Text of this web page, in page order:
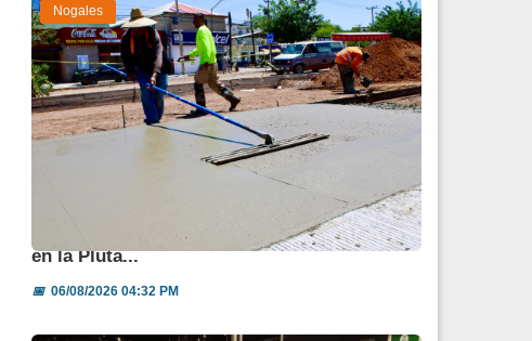
Nogales
Avanza 45 % obra de reparación del socavón
en la Pluta...
📅06/08/2026 04:32 PM